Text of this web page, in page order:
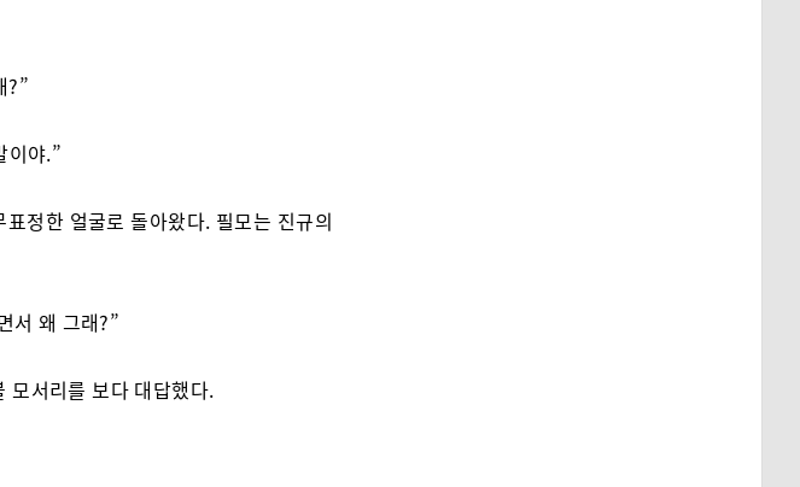
?”
이야.”
정한 얼굴로 돌아왔다. 필모는 진규의
서 왜 그래?”
모서리를 보다 대답했다.